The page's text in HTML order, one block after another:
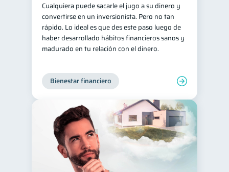
Seguridad financiera 13
Salud financiera 12
Productos financieros
Deudas Préstamos
Consejos
Tarjeta de crédito
Historial crediticio 6
Ciberseguridad
Servicios 4
Cualquiera puede sacarle el jugo a su dinero y
convertirse en un inversionista. Pero no tan
rápido. Lo ideal es que des este paso luego de
haber desarrollado hábitos financieros sanos y
madurado en tu relación con el dinero.
Bienestar financiero